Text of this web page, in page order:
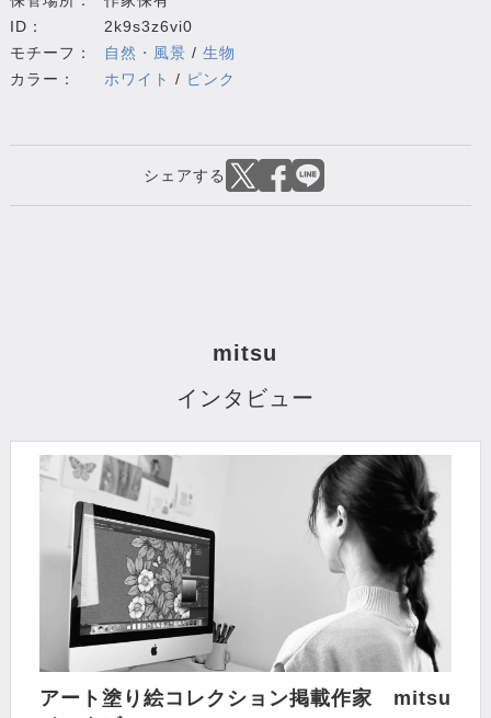
ID：
2k9s3z6vi0
モチーフ：
自然・風景 / 生物
カラー：
ホワイト / ピンク
mitsu
インタビュー
アート塗り絵コレクション掲載作家 mitsu